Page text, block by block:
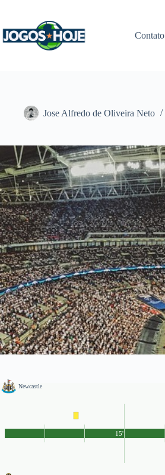
conteúdo
Contato
Jose Alfredo de Oliveira Neto
Newcastle
15'